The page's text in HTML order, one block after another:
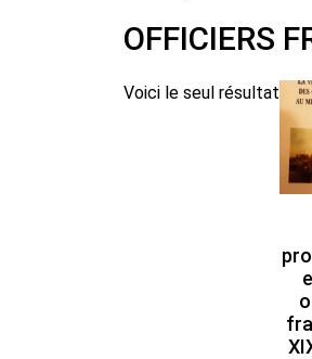
OFFICIERS
Voici le seul résultat